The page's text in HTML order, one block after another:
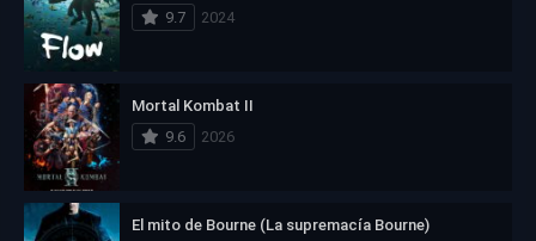
9.7
2024
Mortal Kombat II
9.6
2026
El mito de Bourne (La supremacía Bourne)